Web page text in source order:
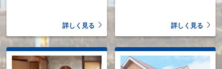
詳しく見る 詳しく見る